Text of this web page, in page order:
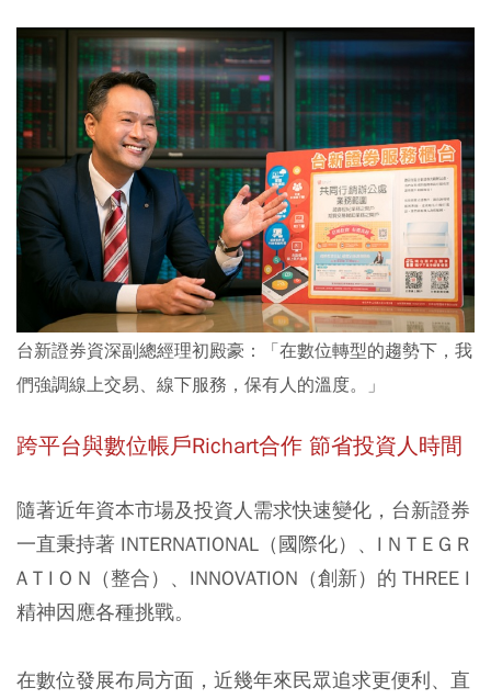
台新證券資深副總經理初殿豪：「在數位轉型的趨勢下，我
們強調線上交易、線下服務，保有人的溫度。」
跨平台與數位帳戶Richart合作 節省投資人時間
隨著近年資本市場及投資人需求快速變化，台新證券
一直秉持著 INTERNATIONAL（國際化）、I N T E G R
A T I O N（整合）、INNOVATION（創新）的 THREE I
精神因應各種挑戰。
在數位發展布局方面，近幾年來民眾追求更便利、直